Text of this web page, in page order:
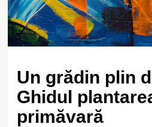
Un grădin plin
Ghidul
primăvară